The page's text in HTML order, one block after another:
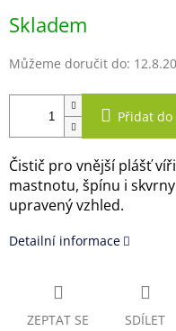
cena:
Skladem
Můžeme doručit do:
Přidat do
Čistič pro vnější plášť
mastnotu, špínu i
upravený vzhled.
Detailní informace
ZEPTAT SE SDÍLET